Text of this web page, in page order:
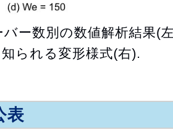
バー数別の数値解析結果(
られる変形様式(右).
表